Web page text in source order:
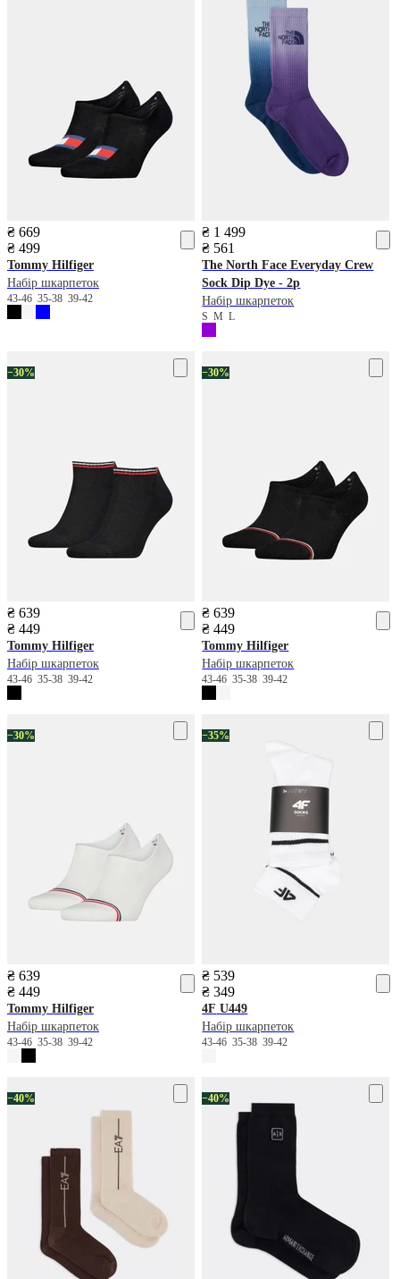
₴ 669
₴ 499
Tommy Hilfiger
Набір шкарпеток
43-46 35-38 39-42
₴ 1 499
₴ 561
The North Face Everyday Crew
Sock Dip Dye - 2p
Набір шкарпеток
SML
−30%
₴ 639
₴ 449
Tommy Hilfiger
Набір шкарпеток
43-46 35-38 39-42
−30%
₴ 639
₴ 449
Tommy Hilfiger
Набір шкарпеток
43-4635-3839-42
−30%
₴ 639
₴ 449
Tommy Hilfiger
Набір шкарпеток
43-46 35-38 39-42
−35%
₴ 539
₴ 349
4F U449
Набір шкарпеток
43-4635-3839-42
−40% −40%